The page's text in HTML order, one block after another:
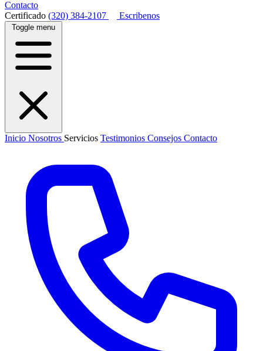
Contacto
Certificado (320) 384-2107 Escribenos
Toggle menu
Inicio Nosotros Servicios Testimonios Consejos Contacto